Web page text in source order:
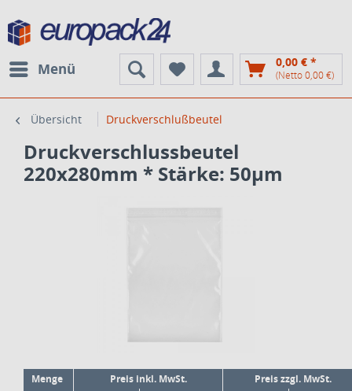
Menü 0,00 € *
(Netto 0,00 €)
Übersicht Druckverschlußbeutel
Druckverschlussbeutel
220x280mm * Stärke: 50µm
Menge Preis inkl. MwSt. Preis zzgl. MwSt.